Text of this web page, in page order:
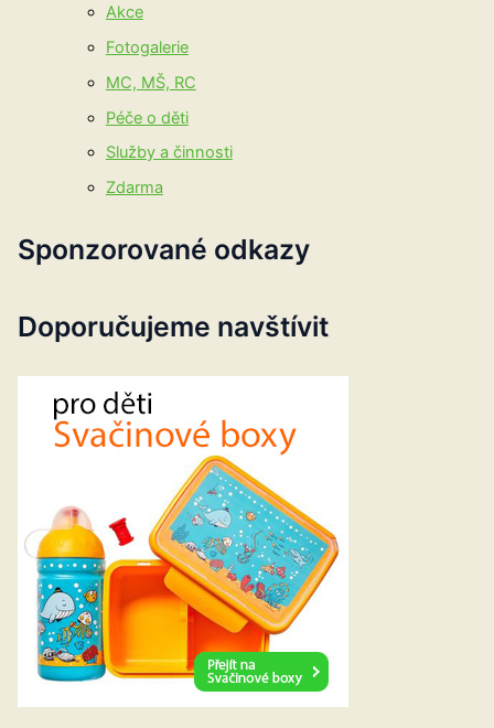
Akce
Fotogalerie
MC, MŠ, RC
Péče o děti
Služby a činnosti
Zdarma
Sponzorované odkazy
Doporučujeme navštívit